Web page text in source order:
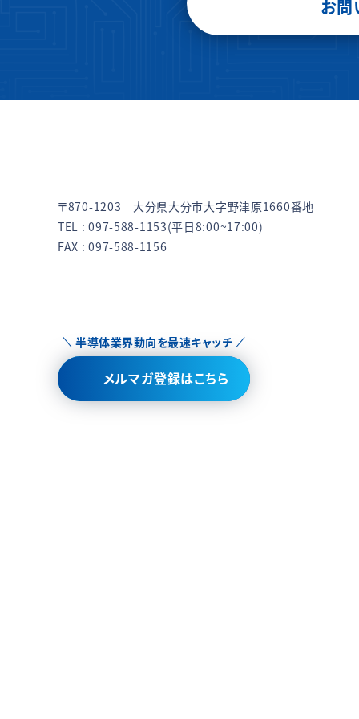
お問
〒870-1203 大分県大分市大字野津原1660番地
TEL :097-588-1153(平日8:00~17:00)
FAX : 097-588-1156
半導体業界動向を最速キャッチ
メルマガ登録はこちら